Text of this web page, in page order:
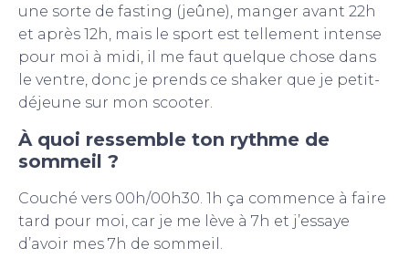
une sorte de fasting (jeûne), manger avant 22h
et après 12h, mais le sport est tellement intense
pour moi à midi, il me faut quelque chose dans
le ventre, donc je prends ce shaker que je petit-
déjeune sur mon scooter.
À quoi ressemble ton rythme de
sommeil ?
Couché vers 00h/00h30. 1h ça commence à faire
tard pour moi, car je me lève à 7h et j’essaye
d’avoir mes 7h de sommeil.